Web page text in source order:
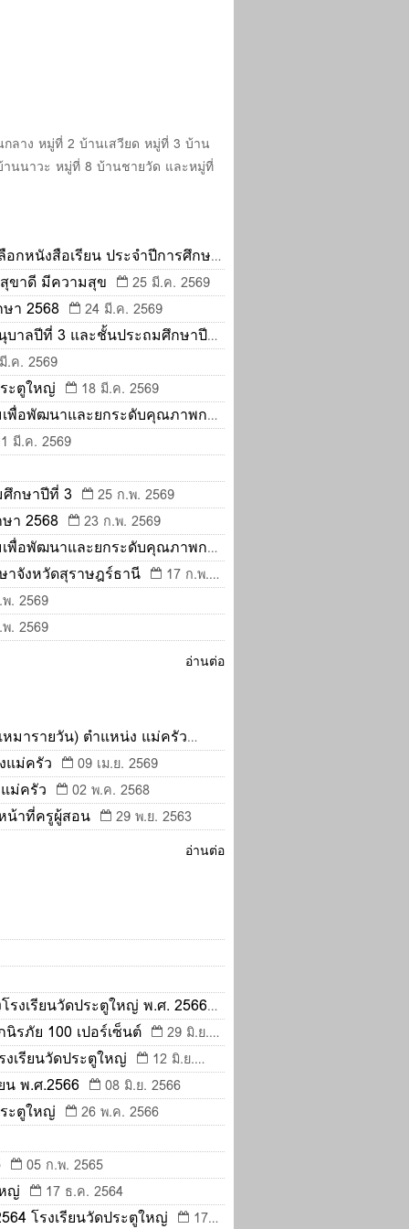
ลาง หมู่ที่ 2 บ้านเสวียด หมู่ที่ 3 บ้าน
นนาวะ หมู่ที่ 8 บ้านชายวัด และหมู่ที่
กหนังสือเรียน ประจำปีการศึกษา
ขาดี มีความสุข 25 มี.ค. 2569
า 2568 24 มี.ค. 2569
บาลปีที่ 3 และชั้นประถมศึกษาปีที่
.ค. 2569
ะตูใหญ่ 18 มี.ค. 2569
พื่อพัฒนาและยกระดับคุณภาพการ
มี.ค. 2569
ศึกษาปีที่ 3 25 ก.พ. 2569
า 2568 23 ก.พ. 2569
พื่อพัฒนาและยกระดับคุณภาพการ
จังหวัดสุราษฎร์ธานี
17 ก.พ.
. 2569
. 2569
อ่านต่อ
หมารายวัน) ตำแหน่ง แม่ครัว
แม่ครัว 09 เม.ย. 2569
ม่ครัว 02 พ.ค. 2568
น้าที่ครูผู้สอน 29 พ.ย. 2563
อ่านต่อ
งเรียนวัดประตูใหญ่ พ.ศ. 2566
รภัย 100 เปอร์เซ็นต์
29 มิ.ย.
งเรียนวัดประตูใหญ่
12 มิ.ย.
น พ.ศ.2566 08 มิ.ย. 2566
ะตูใหญ่ 26 พ.ค. 2566
05 ก.พ. 2565
ญ่ 17 ธ.ค. 2564
โรงเรียนวัดประตูใหญ่ 17